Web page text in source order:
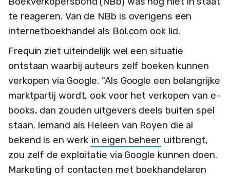
te reageren. Van de NBb is overigens een
internetboekhandel als Bol.com ook lid.
Frequin ziet uiteindelijk wel een situatie
ontstaan waarbij auteurs zelf boeken kunnen
verkopen via Google. "Als Google een belangrijke
marktpartij wordt, ook voor het verkopen van e-
books, dan zouden uitgevers deels buiten spel
staan. Iemand als Heleen van Royen die al
bekend is en werk in eigen beheer uitbrengt,
zou zelf de exploitatie via Google kunnen doen.
Marketing of contacten met boekhandelaren